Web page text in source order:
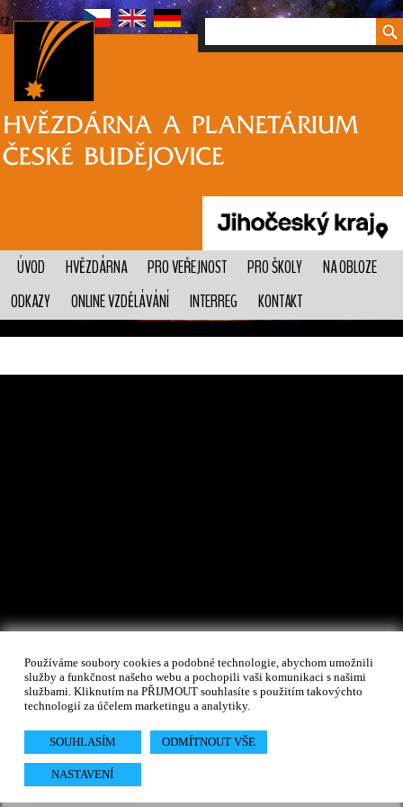
Používáme soubory cookies a podobné technologie, abychom umožnili
služby a funkčnost našeho webu a pochopili vaši komunikaci s našimi
službami. Kliknutím na PŘIJMOUT souhlasíte s použitím takovýchto
technologií za účelem marketingu a analytiky.
SOUHLASÍM ODMÍTNOUT VŠE
NASTAVENÍ
cz
ÚVOD HVĚZDÁRNA PRO VEŘEJNOST PRO ŠKOLY
NA OBLOZE
ODKAZY
ONLINE VZDĚLÁVÁNÍ INTERREG KONTAKT